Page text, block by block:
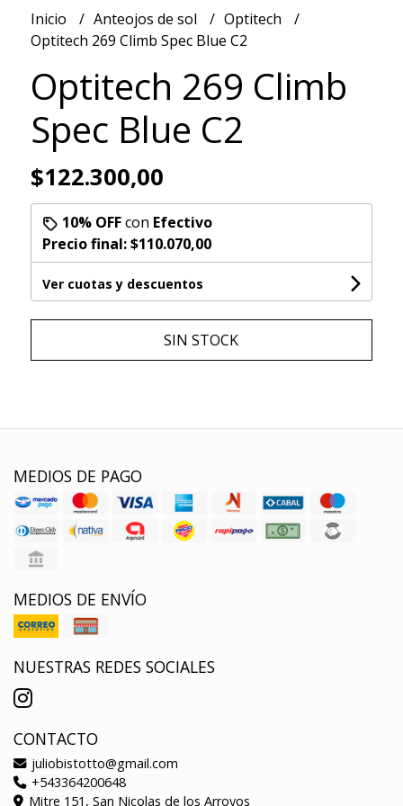
Inicio Anteojos de sol
Optitech
Optitech 269 Climb Spec Blue C2
Optitech 269 Climb
Spec Blue C2
$122.300,00
10% OFFcon Efectivo
Precio final:$110.070,00
Ver cuotas y descuentos
SIN STOCK
MEDIOS DE PAGO
MEDIOS DE ENVÍO
NUESTRAS REDES SOCIALES
CONTACTO
juliobistotto@gmail.com
+543364200648
Mitre 151, San Nicolas de los Arroyos